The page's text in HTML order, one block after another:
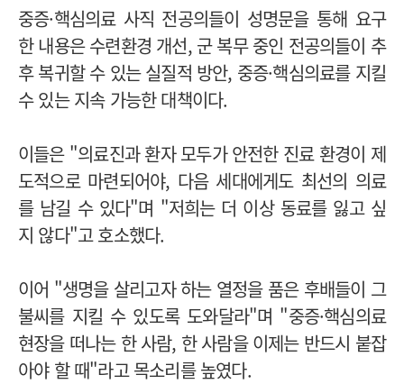
중증·핵심의료 사직 전공의들이 성명문을 통해 요구
한 내용은 수련환경 개선, 군 복무 중인 전공의들이 추
후 복귀할 수 있는 실질적 방안, 중증·핵심의료를 지킬
수 있는 지속 가능한 대책이다.
이들은 "의료진과 환자 모두가 안전한 진료 환경이 제
도적으로 마련되어야, 다음 세대에게도 최선의 의료
를 남길 수 있다"며 "저희는 더 이상 동료를 잃고 싶
지 않다"고 호소했다.
이어 "생명을 살리고자 하는 열정을 품은 후배들이 그
불씨를 지킬 수 있도록 도와달라"며 "중증·핵심의료
현장을 떠나는 한 사람, 한 사람을 이제는 반드시 붙잡
아야 할 때"라고 목소리를 높였다.